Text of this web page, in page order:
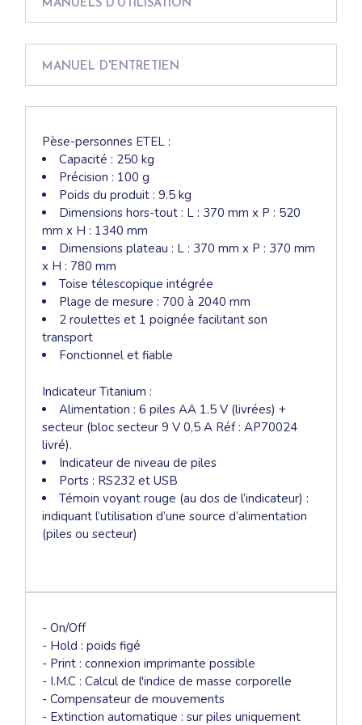
MANUELS D'UTILISATION
MANUEL D'ENTRETIEN
Pèse-personnes ETEL :
Capacité : 250 kg
Précision : 100 g
Poids du produit : 9.5 kg
Dimensions hors-tout : L : 370 mm x P : 520
mm x H : 1340 mm
Dimensions plateau : L : 370 mm x P : 370 mm
x H : 780 mm
Toise télescopique intégrée
Plage de mesure : 700 à 2040 mm
2 roulettes et 1 poignée facilitant son
transport
Fonctionnel et fiable
Indicateur Titanium :
Alimentation : 6 piles AA 1.5 V (livrées) +
secteur (bloc secteur 9 V 0,5 A Réf : AP70024
livré).
Indicateur de niveau de piles
Ports : RS232 et USB
Témoin voyant rouge (au dos de l’indicateur) :
indiquant l’utilisation d’une source d’alimentation
(piles ou secteur)
- On/Off
- Hold : poids figé
- Print : connexion imprimante possible
- I.M.C : Calcul de l'indice de masse corporelle
- Compensateur de mouvements
- Extinction automatique : sur piles uniquement